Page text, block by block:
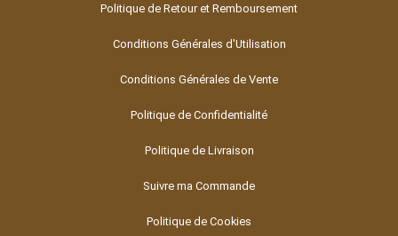
Politique de Retour et Remboursement
Conditions Générales d'Utilisation
Conditions Générales de Vente
Politique de Confidentialité
Politique de Livraison
Suivre ma Commande
Politique de Cookies